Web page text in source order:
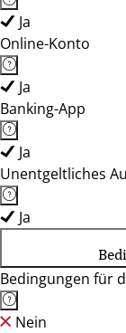
Ja
Online-Konto
Ja
Banking-App
Ja
Unentgeltliches
Ja
Bedingungen für
Nein